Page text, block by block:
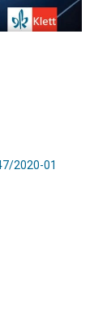
2020-01